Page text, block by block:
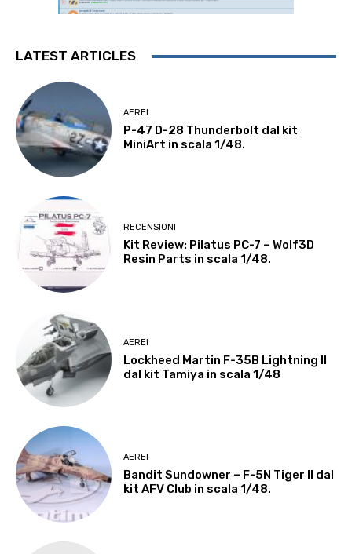
LATEST ARTICLES
AEREI
P-47 D-28 Thunderbolt dal kit
MiniArt in scala 1/48.
RECENSIONI
Kit Review: Pilatus PC-7 – Wolf3D
Resin Parts in scala 1/48.
AEREI
Lockheed Martin F-35B Lightning II
dal kit Tamiya in scala 1/48
AEREI
Bandit Sundowner – F-5N Tiger II dal
kit AFV Club in scala 1/48.